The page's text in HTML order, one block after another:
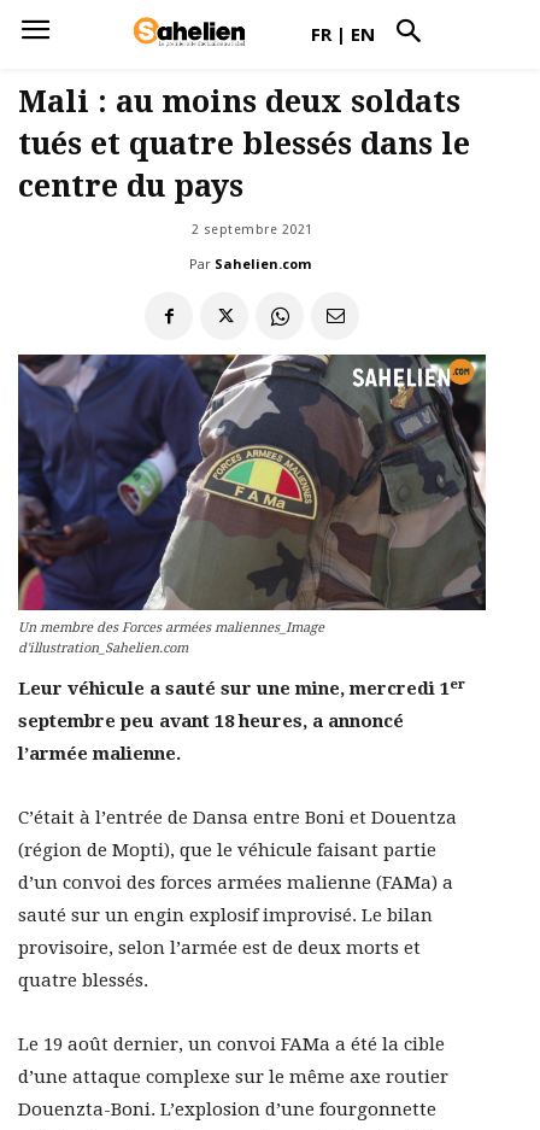
FR | EN
Mali : au moins deux soldats
tués et quatre blessés dans le
centre du pays
2 septembre 2021
Par Sahelien.com
Un membre des Forces armées maliennes_Image
d'illustration_Sahelien.com
Leur véhicule a sauté sur une mine, mercredi 1er
septembre peu avant 18 heures, a annoncé
l’armée malienne.
C’était à l’entrée de Dansa entre Boni et Douentza
(région de Mopti), que le véhicule faisant partie
d’un convoi des forces armées malienne (FAMa) a
sauté sur un engin explosif improvisé. Le bilan
provisoire, selon l’armée est de deux morts et
quatre blessés.
Le 19 août dernier, un convoi FAMa a été la cible
d’une attaque complexe sur le même axe routier
Douenzta-Boni. L’explosion d’une fourgonnette